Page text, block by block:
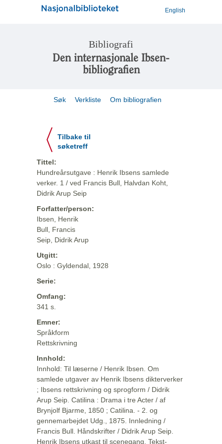
English
Bibliografi
Den internasjonale Ibsen-
bibliografien
Søk Verkliste Om bibliografien
Tilbake til
søketreff
Tittel:
Hundreårsutgave : Henrik Ibsens samlede
verker. 1 / ved Francis Bull, Halvdan Koht,
Didrik Arup Seip
Forfatter/person:
Ibsen, Henrik
Bull, Francis
Seip, Didrik Arup
Utgitt:
Oslo : Gyldendal, 1928
Serie:
Omfang:
341 s.
Emner:
Språkform
Rettskrivning
Innhold:
Innhold: Til læserne / Henrik Ibsen. Om
samlede utgaver av Henrik Ibsens dikterverker
; Ibsens rettskrivning og sprogform / Didrik
Arup Seip. Catilina : Drama i tre Acter / af
Brynjolf Bjarme, 1850 ; Catilina. - 2. og
gennemarbejdet Udg., 1875. Innledning /
Francis Bull. Håndskrifter / Didrik Arup Seip.
Henrik Ibsens utkast til scenegang. Tekst-